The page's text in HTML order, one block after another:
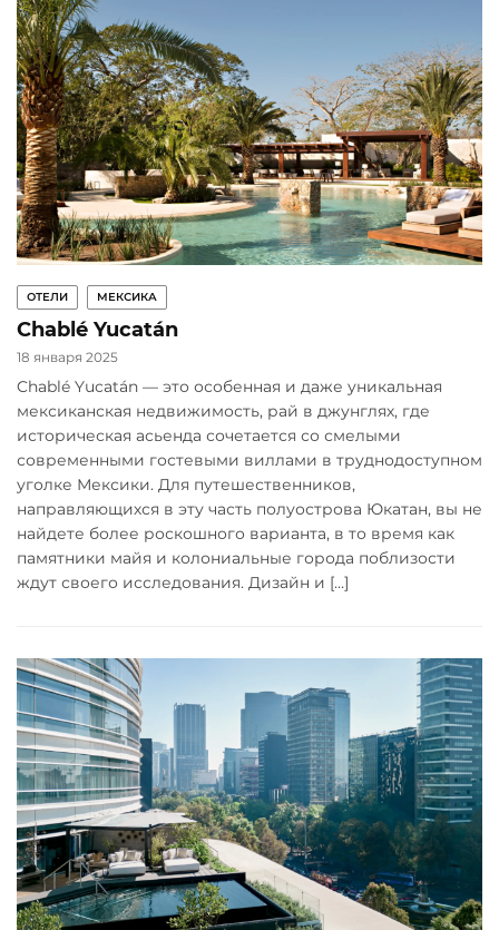
ОТЕЛИ МЕКСИКА
Chablé Yucatán
18 января 2025
Chablé Yucatán — это особенная и даже уникальная
мексиканская недвижимость, рай в джунглях, где
историческая асьенда сочетается со смелыми
современными гостевыми виллами в труднодоступном
уголке Мексики. Для путешественников,
направляющихся в эту часть полуострова Юкатан, вы не
найдете более роскошного варианта, в то время как
памятники майя и колониальные города поблизости
ждут своего исследования. Дизайн и […]